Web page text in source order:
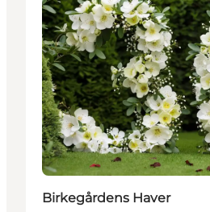
Birkegårdens Haver